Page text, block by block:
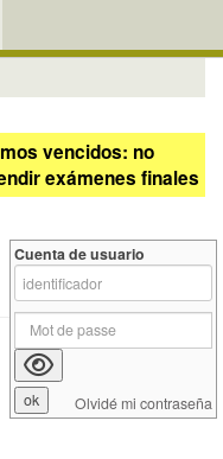
vencidos: no
exámenes finales
Cuenta de usuario
Olvidé mi contraseña